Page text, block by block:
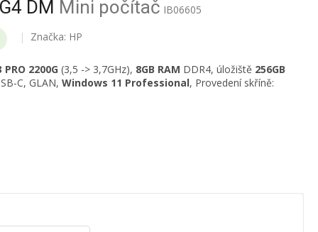
DM Mini počítač IB06605
Značka: HP
PRO 2200G (3,5 -> 3,7GHz), 8GB RAM DDR4, úložiště 256GB
C, GLAN, Windows 11 Professional, Provedení skříně: